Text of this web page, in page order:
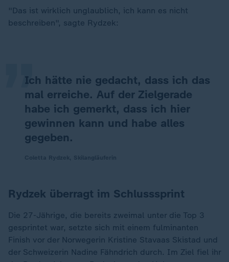
"Das ist wirklich unglaublich, ich kann es nicht
beschreiben", sagte Rydzek:
Ich hätte nie gedacht, dass ich das
mal erreiche. Auf der Zielgerade
habe ich gemerkt, dass ich hier
gewinnen kann und habe alles
gegeben.
„
Rydzek überragt im Schlusssprint
Die 27-Jährige, die bereits zweimal unter die Top 3
gesprintet war, setzte sich mit einem fulminanten
Finish vor der Norwegerin Kristine Stavaas Skistad und
der Schweizerin Nadine Fähndrich durch. Im Ziel fiel ihr